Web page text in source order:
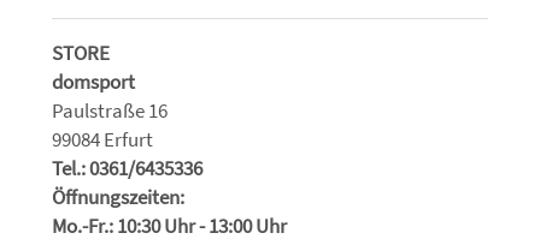
STORE
domsport
Paulstraße 16
99084 Erfurt
Tel.: 0361/6435336
Öffnungszeiten:
Mo.-Fr.: 10:30 Uhr - 13:00 Uhr